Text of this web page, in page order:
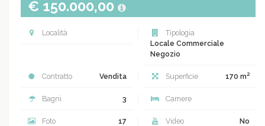
€ 150.000,00
Località
Tipologia
Locale Commerciale
Negozio
Contratto Vendita Superficie 170 m2
Bagni 3 Camere
Foto 17 Video No